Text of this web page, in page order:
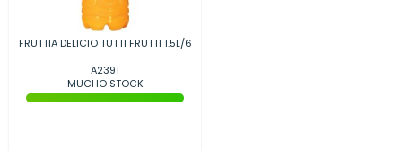
FRUTTIA DELICIO TUTTI FRUTTI 1.5L/6
A2391
MUCHO STOCK